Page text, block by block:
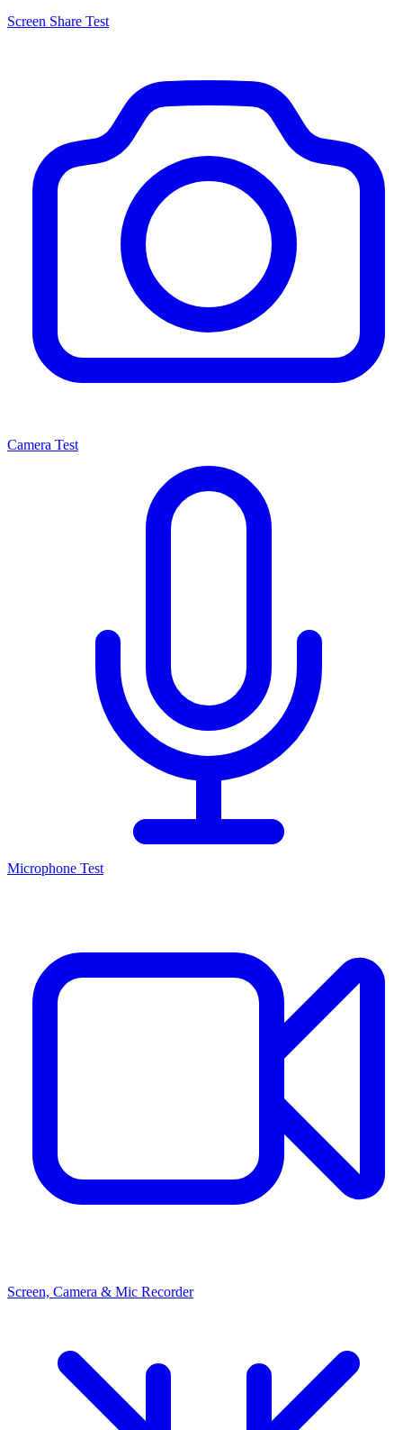
Screen Share Test
Camera Test
Microphone Test
Screen, Camera & Mic Recorder